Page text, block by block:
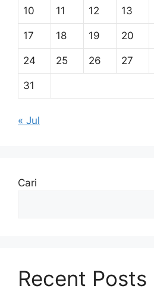
10 11 12 13
17 18 19 20
24 25 26 27
31
« Jul
Cari
Recent Posts